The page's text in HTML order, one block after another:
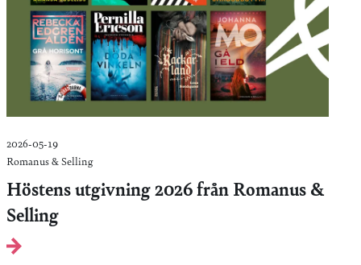
2026-05-19
Romanus & Selling
Höstens utgivning 2026 från Romanus &
Selling